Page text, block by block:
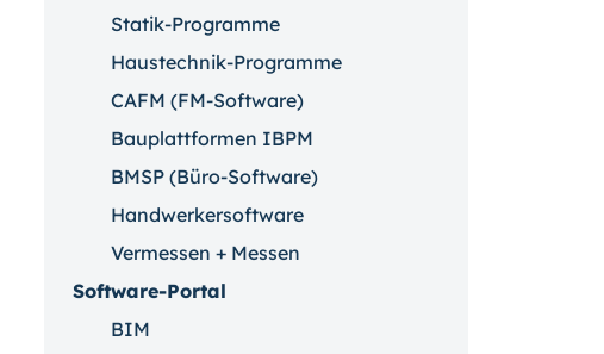
Statik-Programme
Haustechnik-Programme
CAFM (FM-Software)
Bauplattformen IBPM
BMSP (Büro-Software)
Handwerkersoftware
Vermessen + Messen
Software-Portal
BIM